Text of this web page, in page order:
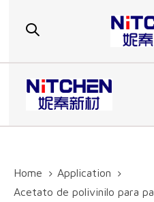
navigation
Home
Application
Acetato de polivinilo para